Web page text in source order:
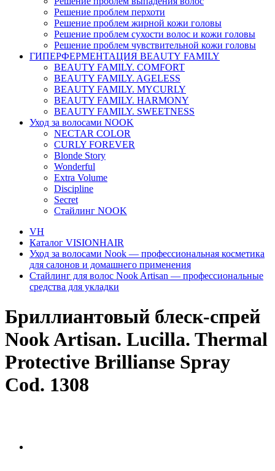
Решение проблем перхоти
Решение проблем жирной кожи головы
Решение проблем сухости волос и кожи головы
Решение проблем чувствительной кожи головы
ГИПЕРФЕРМЕНТАЦИЯ BEAUTY FAMILY
BEAUTY FAMILY. COMFORT
BEAUTY FAMILY. AGELESS
BEAUTY FAMILY. MYCURLY
BEAUTY FAMILY. HARMONY
BEAUTY FAMILY. SWEETNESS
Уход за волосами NOOK
NECTAR COLOR
CURLY FOREVER
Blonde Story
Wonderful
Extra Volume
Discipline
Secret
Стайлинг NOOK
VH
Каталог VISIONHAIR
Уход за волосами Nook — профессиональная косметика
для салонов и домашнего применения
Стайлинг для волос Nook Artisan — профессиональные
средства для укладки
Бриллиантовый блеск-спрей
Nook Artisan. Lucilla. Thermal
Protective Brillianse Spray
Cod. 1308